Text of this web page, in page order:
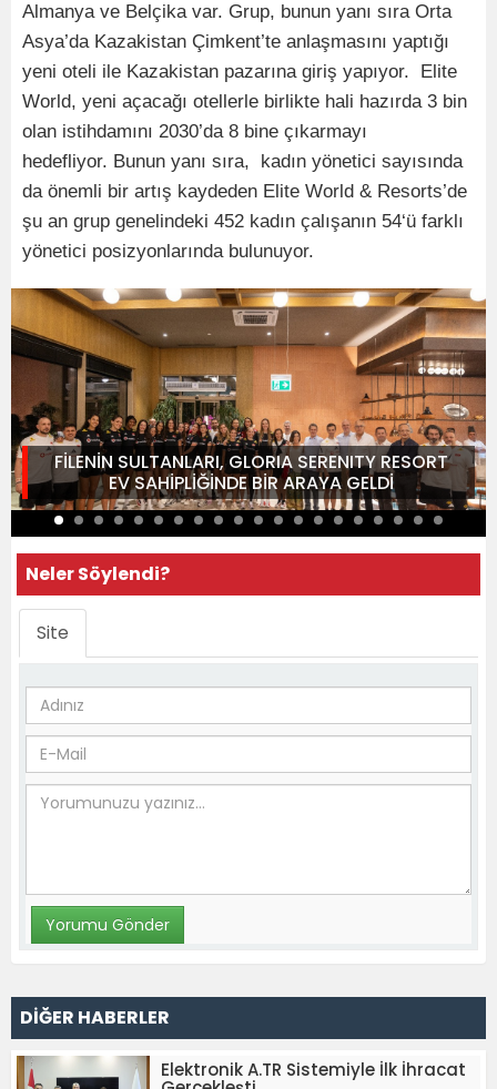
Almanya ve Belçika var. Grup, bunun yanı sıra Orta
Asya’da Kazakistan Çimkent’te anlaşmasını yaptığı
yeni oteli ile Kazakistan pazarına giriş yapıyor. Elite
World, yeni açacağı otellerle birlikte hali hazırda 3 bin
olan istihdamını 2030’da 8 bine çıkarmayı
hedefliyor. Bunun yanı sıra, kadın yönetici sayısında
da önemli bir artış kaydeden Elite World & Resorts’de
şu an grup genelindeki 452 kadın çalışanın 54‘ü farklı
yönetici posizyonlarında bulunuyor.
FİLENİN SULTANLARI, GLORIA SERENITY RESORT
EV SAHİPLİĞİNDE BİR ARAYA GELDİ
Neler Söylendi?
Site
DİĞER HABERLER
Elektronik A.TR Sistemiyle İlk İhracat